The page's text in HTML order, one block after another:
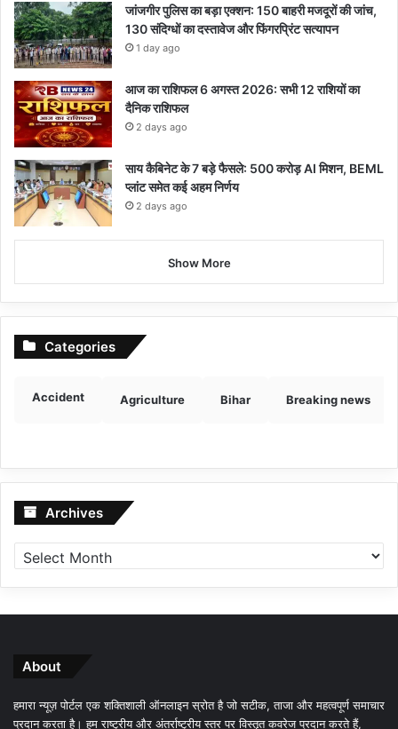
जांजगीर पुलिस का बड़ा एक्शन: 150 बाहरी मजदूरों की जांच,
130 संदिग्धों का दस्तावेज और फिंगरप्रिंट सत्यापन
1 day ago
आज का राशिफल 6 अगस्त 2026: सभी 12 राशियों का
दैनिक राशिफल
2 days ago
साय कैबिनेट के 7 बड़े फैसले: 500 करोड़ AI मिशन, BEML
प्लांट समेत कई अहम निर्णय
2 days ago
Show More
Categories
Accident Agriculture Bihar Breaking news
Archives Archives
About
हमारा न्यूज़ पोर्टल एक शक्तिशाली ऑनलाइन स्रोत है जो सटीक, ताजा और महत्वपूर्ण समाचार
प्रदान करता है। हम राष्ट्रीय और अंतर्राष्ट्रीय स्तर पर विस्तृत कवरेज प्रदान करते हैं,